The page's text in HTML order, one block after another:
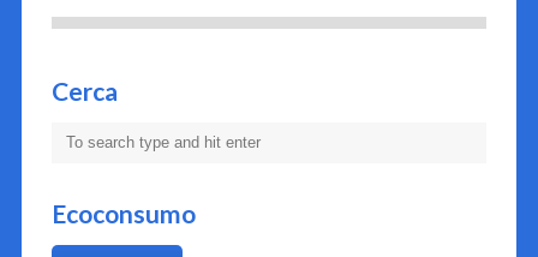
Cerca
Ecoconsumo